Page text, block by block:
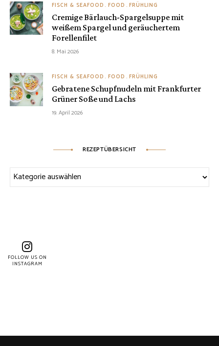
FISCH & SEAFOOD FOOD FRÜHLING
Cremige Bärlauch-Spargelsuppe mit
weißem Spargel und geräuchertem
Forellenfilet
8. Mai 2026
FISCH & SEAFOOD FOOD FRÜHLING
Gebratene Schupfnudeln mit Frankfurter
Grüner Soße und Lachs
19. April 2026
REZEPTÜBERSICHT
Rezeptübersicht
FOLLOW US ON
INSTAGRAM